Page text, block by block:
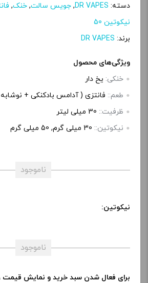
دسته: DR VAPES
, جویس سالت, خنک,
نیکوتین 50
برند: DR VAPES
ویژگی‌های محصول
خنکی: یخ دار
طعم:: فانتزی ( آدامس بادکنکی +
ظرفیت:: 30 میلی‌ لیتر
نیکوتین:: 30 میلی گرم, 50 میلی گرم
ناموجود
نیکوتین:
ناموجود
برای فعال شدن سبد خرید و نمایش قیمت